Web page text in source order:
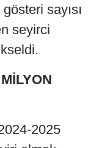
sayısı
seyirci
2025